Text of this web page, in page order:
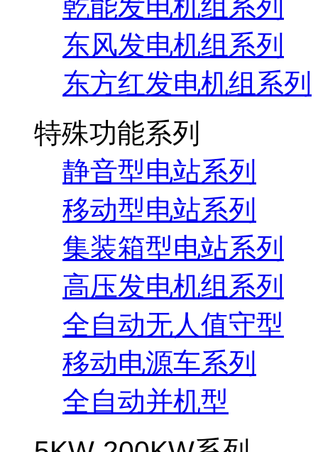
乾能发电机组系列
东风发电机组系列
东方红发电机组系列
特殊功能系列
静音型电站系列
移动型电站系列
集装箱型电站系列
高压发电机组系列
全自动无人值守型
移动电源车系列
全自动并机型